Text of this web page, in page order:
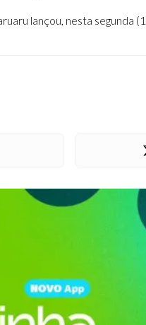
lançou, nesta segunda